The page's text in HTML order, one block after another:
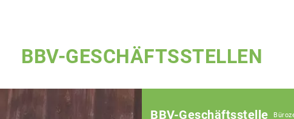
BBV-GESCHÄFTSSTELLEN
BBV-Geschäftsstelle